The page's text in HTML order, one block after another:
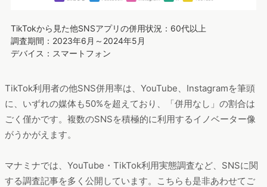
TikTokから見た他SNSアプリの併用状況：60代以上
調査期間：2023年6月～2024年5月
デバイス：スマートフォン
TikTok利用者の他SNS併用率は、YouTube、Instagramを筆頭
に、いずれの媒体も50%を超えており、「併用なし」の割合は
ごく僅かです。複数のSNSを積極的に利用するイノベーター像
がうかがえます。
マナミナでは、YouTube・TikTok利用実態調査など、SNSに関
する調査記事を多く公開しています。こちらも是非あわせてご